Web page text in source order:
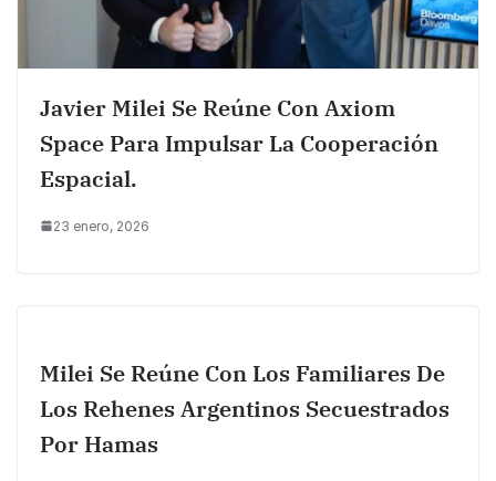
Javier Milei Se Reúne Con Axiom
Space Para Impulsar La Cooperación
Espacial.
23 enero, 2026
Milei Se Reúne Con Los Familiares De
Los Rehenes Argentinos Secuestrados
Por Hamas